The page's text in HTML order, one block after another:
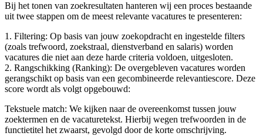
Bij het tonen van zoekresultaten hanteren wij een proces bestaande
uit twee stappen om de meest relevante vacatures te presenteren:
1. Filtering: Op basis van jouw zoekopdracht en ingestelde filters
(zoals trefwoord, zoekstraal, dienstverband en salaris) worden
vacatures die niet aan deze harde criteria voldoen, uitgesloten.
2. Rangschikking (Ranking): De overgebleven vacatures worden
gerangschikt op basis van een gecombineerde relevantiescore. Deze
score wordt als volgt opgebouwd:
Tekstuele match: We kijken naar de overeenkomst tussen jouw
zoektermen en de vacaturetekst. Hierbij wegen trefwoorden in de
functietitel het zwaarst, gevolgd door de korte omschrijving.